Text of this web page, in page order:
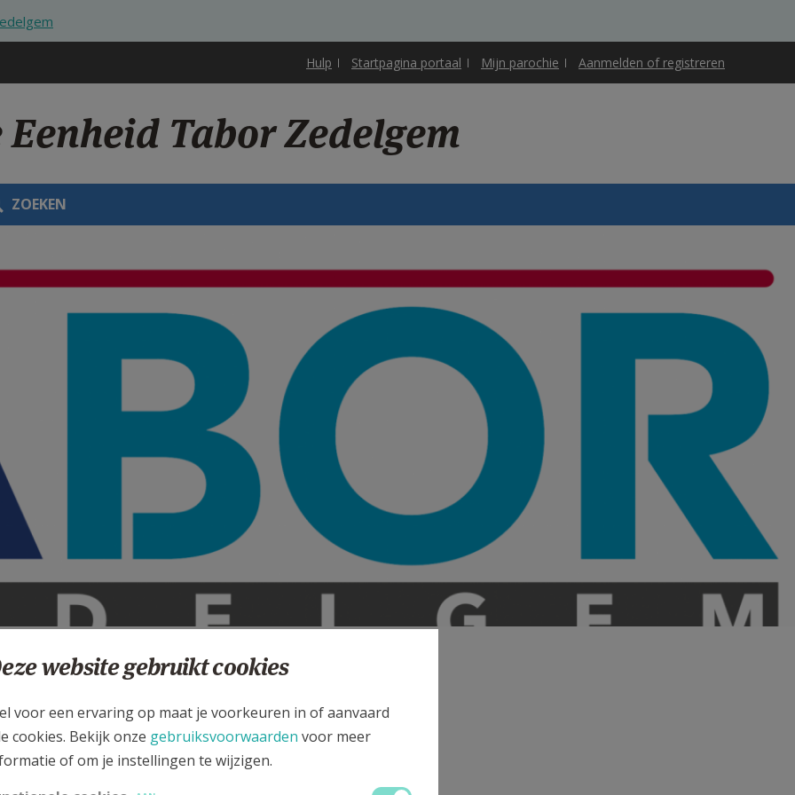
Hulp Startpagina portaal Mijn parochie Aanmelden of registreren
Tabor Zedelgem
ZOEKEN
vanaf 01/07/2025
AANPASSING OP VRIJDAG 11 JULI 2025 - 15:55
vanuit Bisdom Brugge
website gebruikt cookies
voor een ervaring op maat je voorkeuren in of aanvaard
cookies. Bekijk onze gebruiksvoorwaarden voor meer
of om je instellingen te wijzigen.